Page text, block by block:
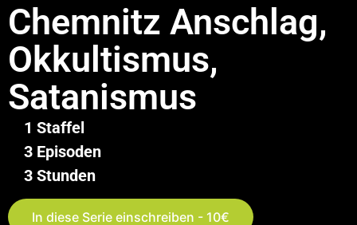
Chemnitz Anschlag,
Okkultismus,
Satanismus
1 Staffel
3 Episoden
3 Stunden
In diese Serie einschreiben - 10€